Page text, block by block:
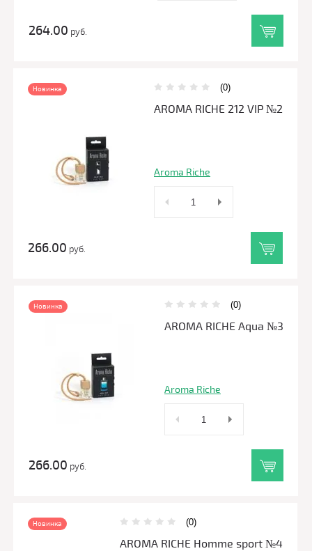
264.00 руб.
Новинка (0)
AROMA RICHE 212 VIP №2
Aroma Riche
266.00 руб.
Новинка (0)
AROMA RICHE Aqua №3
Aroma Riche
266.00 руб.
Новинка (0)
AROMA RICHE Homme sport №4